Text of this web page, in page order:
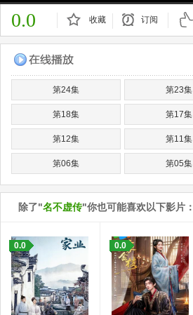
0.0 收藏 订阅
第24集 第23集
第18集 第17集
第12集 第11集
第06集 第05集
除了"名不虚传"你也可能喜欢以下影片：
0.0 0.0